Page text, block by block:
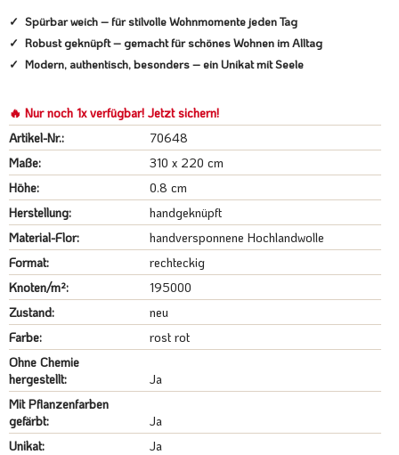
Spürbar weich – für stilvolle Wohnmomente jeden Tag
Robust geknüpft – gemacht für schönes Wohnen im Alltag
Modern, authentisch, besonders – ein Unikat mit Seele
🔥 Nur noch 1x verfügbar! Jetzt sichern!
Artikel-Nr.:
70648
Maße:
310 x 220 cm
Höhe:
0.8 cm
Herstellung:
handgeknüpft
Material-Flor:
handversponnene Hochlandwolle
Format:
rechteckig
Knoten/m²:
195000
Zustand:
neu
Farbe:
rost rot
Ohne Chemie
hergestellt:
Ja
Mit Pflanzenfarben
gefärbt:
Ja
Unikat:
Ja